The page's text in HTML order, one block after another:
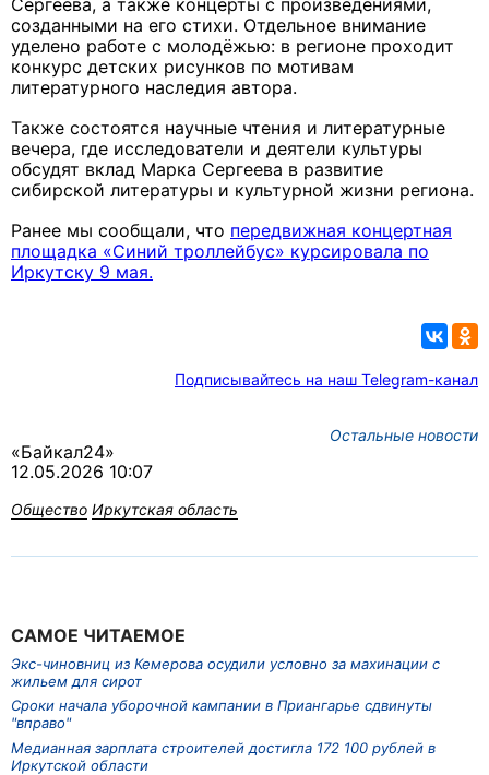
Сергеева, а также концерты с произведениями,
созданными на его стихи. Отдельное внимание
уделено работе с молодёжью: в регионе проходит
конкурс детских рисунков по мотивам
литературного наследия автора.
Также состоятся научные чтения и литературные
вечера, где исследователи и деятели культуры
обсудят вклад Марка Сергеева в развитие
сибирской литературы и культурной жизни региона.
Ранее мы сообщали, что передвижная концертная
площадка «Синий троллейбус» курсировала по
Иркутску 9 мая.
Подписывайтесь на наш Telegram-канал
Остальные новости
«Байкал24»
12.05.2026 10:07
Общество Иркутская область
САМОЕ ЧИТАЕМОЕ
Экс-чиновниц из Кемерова осудили условно за махинации с
жильем для сирот
Сроки начала уборочной кампании в Приангарье сдвинуты
"вправо"
Медианная зарплата строителей достигла 172 100 рублей в
Иркутской области